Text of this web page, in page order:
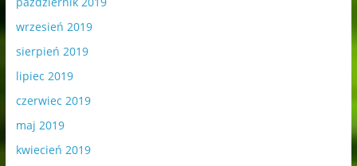
wrzesień 2019
sierpień 2019
lipiec 2019
czerwiec 2019
maj 2019
kwiecień 2019